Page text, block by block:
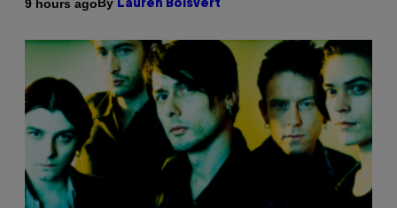
9 hours ago Lauren Boisvert